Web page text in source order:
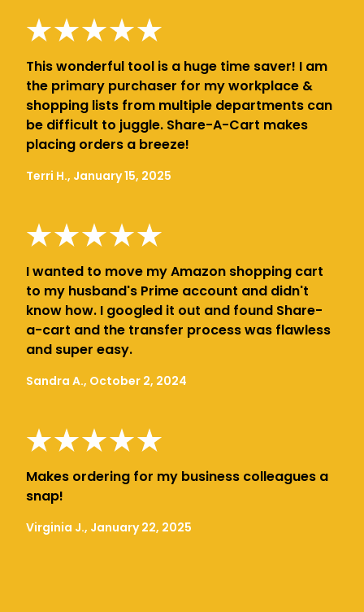
This wonderful tool is a huge time saver! I am
the primary purchaser for my workplace &
shopping lists from multiple departments can
be difficult to juggle. Share-A-Cart makes
placing orders a breeze!
Terri H., January 15, 2025
I wanted to move my Amazon shopping cart
to my husband's Prime account and didn't
know how. I googled it out and found Share-
a-cart and the transfer process was flawless
and super easy.
Sandra A., October 2, 2024
Makes ordering for my business colleagues a
snap!
Virginia J., January 22, 2025